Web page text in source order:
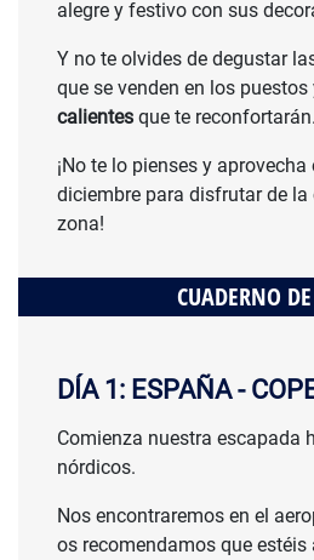
alegre y festivo con sus
Y no te olvides de degustar
que se venden en los puestos
calientes que te reconfortarán.
¡No te lo pienses y aprovecha
diciembre para disfrutar de la
zona!
CUADERNO
DÍA 1: ESPAÑA -
Comienza nuestra escapada
nórdicos.
Nos encontraremos en el
os recomendamos que